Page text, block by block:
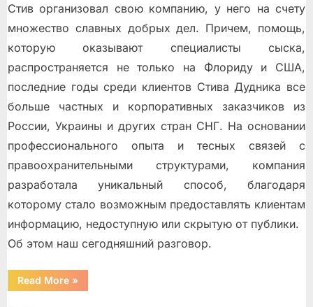
Стив организовал свою компанию, у него на счету
множество славных добрых дел. Причем, помощь,
которую оказывают специалисты сыска,
распространяется не только на Флориду и США,
последние годы среди клиентов Стива Дудника все
больше частных и корпоративных заказчиков из
России, Украины и других стран СНГ. На основании
профессионального опыта и тесных связей с
правоохранительными структурами, компания
разработала уникальный способ, благодаря
которому стало возможным предоставлять клиентам
информацию, недоступную или скрытую от публики.
Об этом наш сегодняшний разговор.
Read More“Частный
детектив”
»